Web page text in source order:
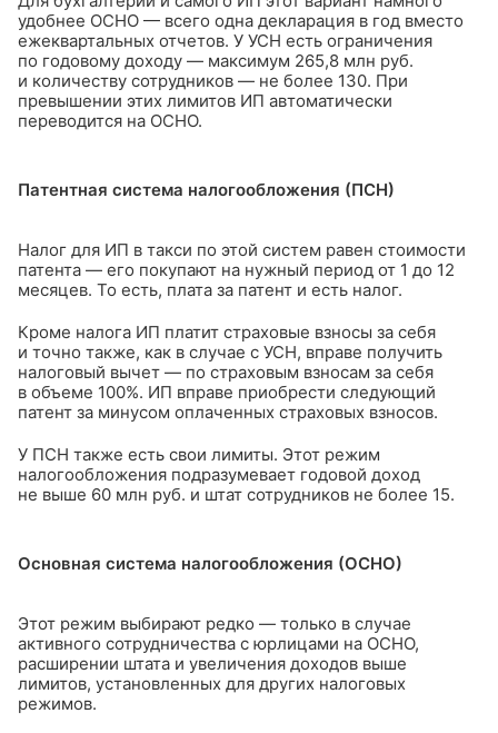
удобнее ОСНО — всего одна декларация в год вместо
ежеквартальных отчетов. У УСН есть ограничения
по годовому доходу — максимум 265,8 млн руб.
и количеству сотрудников — не более 130. При
превышении этих лимитов ИП автоматически
переводится на ОСНО.
Патентная система налогообложения (ПСН)
Налог для ИП в такси по этой систем равен стоимости
патента — его покупают на нужный период от 1 до 12
месяцев. То есть, плата за патент и есть налог.
Кроме налога ИП платит страховые взносы за себя
и точно также, как в случае с УСН, вправе получить
налоговый вычет — по страховым взносам за себя
в объеме 100%. ИП вправе приобрести следующий
патент за минусом оплаченных страховых взносов.
У ПСН также есть свои лимиты. Этот режим
налогообложения подразумевает годовой доход
не выше 60 млн руб. и штат сотрудников не более 15.
Основная система налогообложения (ОСНО)
Этот режим выбирают редко — только в случае
активного сотрудничества с юрлицами на ОСНО,
расширении штата и увеличения доходов выше
лимитов, установленных для других налоговых
режимов.